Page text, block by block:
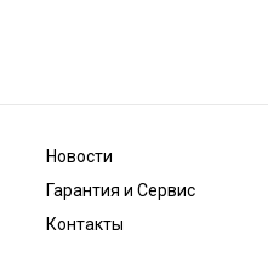
Новости
Гарантия и Сервис
Контакты